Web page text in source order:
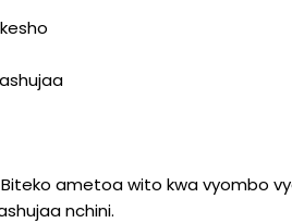
ametoa wito kwa vyombo
nchini.